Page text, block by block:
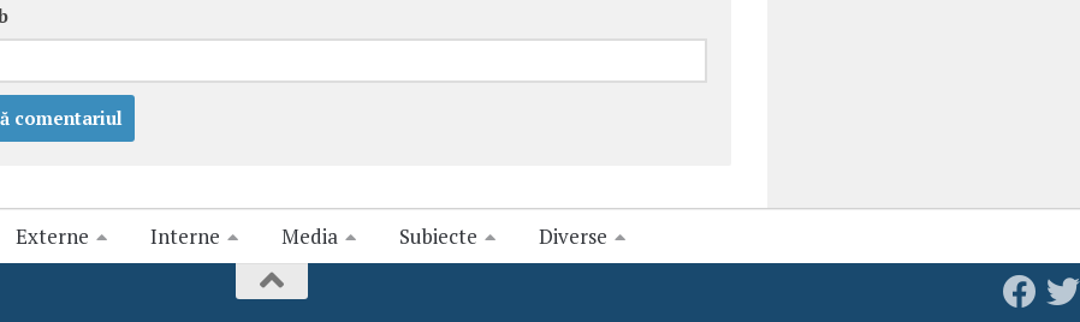
Externe Interne Media Subiecte Diverse